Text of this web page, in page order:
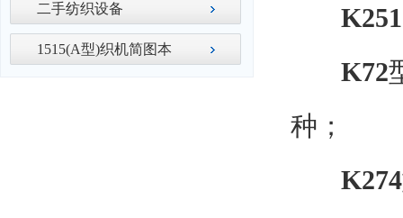
二手纺织设备
1515(A型)织机简图本
K251
K72
种；
K274